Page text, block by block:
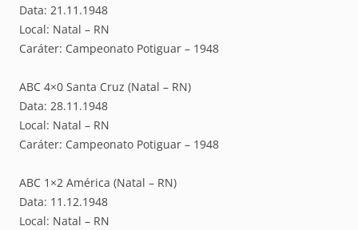
Data: 21.11.1948
Local: Natal – RN
Caráter: Campeonato Potiguar – 1948
ABC 4×0 Santa Cruz (Natal – RN)
Data: 28.11.1948
Local: Natal – RN
Caráter: Campeonato Potiguar – 1948
ABC 1×2 América (Natal – RN)
Data: 11.12.1948
Local: Natal – RN